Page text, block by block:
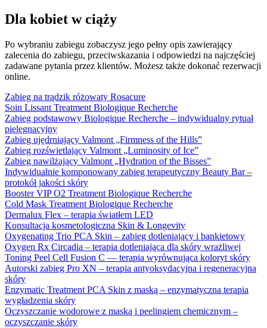
Dla kobiet w ciąży
Po wybraniu zabiegu zobaczysz jego pełny opis zawierający
zalecenia do zabiegu, przeciwskazania i odpowiedzi na najczęściej
zadawane pytania przez klientów. Możesz także dokonać rezerwacji
online.
Zabieg na trądzik różowaty Rosacure
Soin Lissant Treatment Biologique Recherche
Zabieg podstawowy Biologique Recherche – indywidualny rytuał
pielęgnacyjny
Zabieg ujędrniający Valmont „Firmness of the Hills”
Zabieg rozświetlający Valmont „Luminosity of Ice”
Zabieg nawilżający Valmont „Hydration of the Bisses”
Indywidualnie komponowany zabieg terapeutyczny Beauty Bar –
protokół jakości skóry
Booster VIP O2 Treatment Biologique Recherche
Cold Mask Treatment Biologique Recherche
Dermalux Flex – terapia światłem LED
Konsultacja kosmetologiczna Skin & Longevity
Oxygenating Trio PCA Skin – zabieg dotleniający i bankietowy
Oxygen Rx Circadia – terapia dotleniająca dla skóry wrażliwej
Toning Peel Cell Fusion C — terapia wyrównująca koloryt skóry
Autorski zabieg Pro XN – terapia antyoksydacyjna i regeneracyjna
skóry
Enzymatic Treatment PCA Skin z maską – enzymatyczna terapia
wygładzenia skóry
Oczyszczanie wodorowe z maską i peelingiem chemicznym –
oczyszczanie skóry